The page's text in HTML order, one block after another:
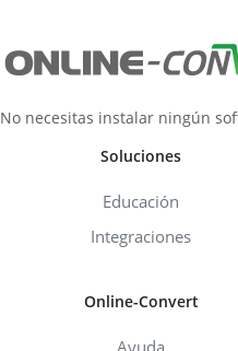
No necesitas instalar ningún
Soluciones
Educación
Integraciones
Online-Convert